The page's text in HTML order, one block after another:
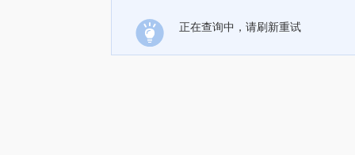
正在查询中，请刷新重试